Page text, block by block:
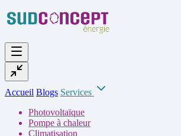
Accueil Blogs Services
Photovoltaïque
Pompe à chaleur
Climatisation